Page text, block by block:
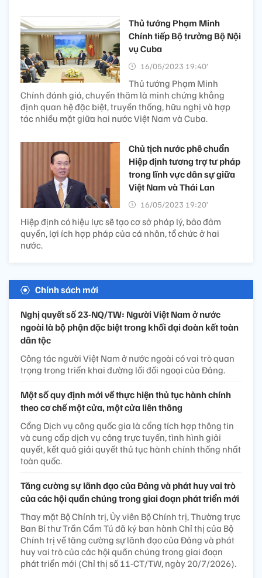
Thủ tướng Phạm Minh
Chính tiếp Bộ trưởng Bộ Nội
vụ Cuba
16/05/2023 19:40’
Thủ tướng Phạm Minh
Chính đánh giá, chuyến thăm là minh chứng khẳng
định quan hệ đặc biệt, truyền thống, hữu nghị và hợp
tác nhiều mặt giữa hai nước Việt Nam và Cuba.
Chủ tịch nước phê chuẩn
Hiệp định tương trợ tư pháp
trong lĩnh vực dân sự giữa
Việt Nam và Thái Lan
16/05/2023 19:20’
Hiệp định có hiệu lực sẽ tạo cơ sở pháp lý, bảo đảm
quyền, lợi ích hợp pháp của cá nhân, tổ chức ở hai
nước.
Chính sách mới
Nghị quyết số 23-NQ/TW: Người Việt Nam ở nước
ngoài là bộ phận đặc biệt trong khối đại đoàn kết toàn
dân tộc
Công tác người Việt Nam ở nước ngoài có vai trò quan
trọng trong triển khai đường lối đối ngoại của Đảng.
Một số quy định mới về thực hiện thủ tục hành chính
theo cơ chế một cửa, một cửa liên thông
Cổng Dịch vụ công quốc gia là cổng tích hợp thông tin
và cung cấp dịch vụ công trực tuyến, tình hình giải
quyết, kết quả giải quyết thủ tục hành chính thống nhất
toàn quốc.
Tăng cường sự lãnh đạo của Đảng và phát huy vai trò
của các hội quần chúng trong giai đoạn phát triển mới
Thay mặt Bộ Chính trị, Ủy viên Bộ Chính trị, Thường trực
Ban Bí thư Trần Cẩm Tú đã ký ban hành Chỉ thị của Bộ
Chính trị về tăng cường sự lãnh đạo của Đảng và phát
huy vai trò của các hội quần chúng trong giai đoạn
phát triển mới (Chỉ thị số 11-CT/TW, ngày 20/7/2026).